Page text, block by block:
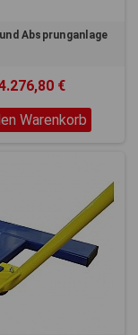
.
die
auf der linken
Cookie-
Absprunganlage
€
Warenkorb